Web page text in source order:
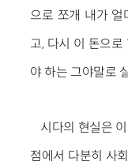
으로 쪼개 내가 얼
고, 다시 이 돈으
야 하는 그야말로
시다의 현실은
점에서 다분히 사